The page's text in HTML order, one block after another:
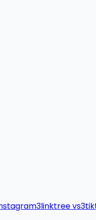
3linktree vs3